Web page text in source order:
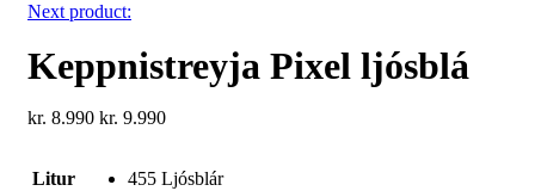
Next product:
Keppnistreyja Pixel ljósblá
kr. 8.990 kr. 9.990
Litur 455 Ljósblár